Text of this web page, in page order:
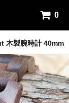
0
木製腕時計 40mm